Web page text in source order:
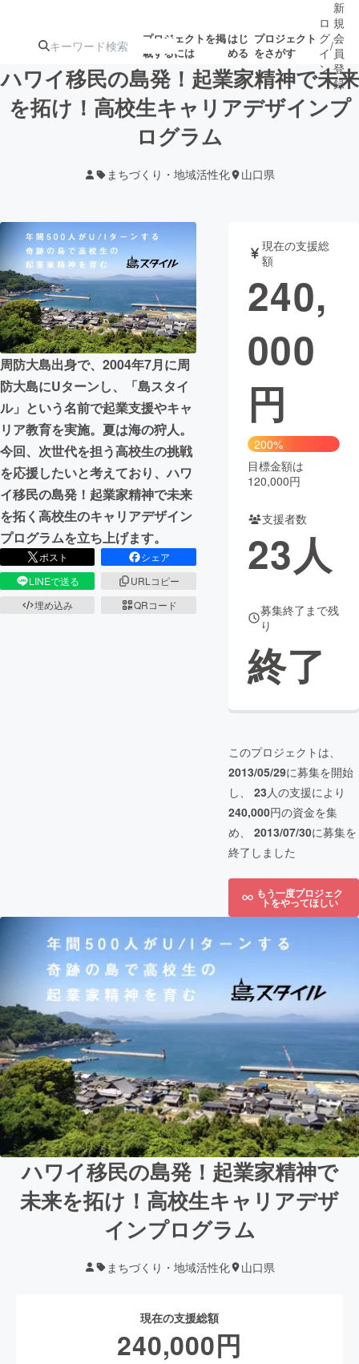
プロジェクトを掲
載するには
はじ
める
プロジェクト
をさがす
注目の新着プロ募集終了が近いプ
テクノロジー・ガジェット
映像・映画 書籍・雑誌
ビジネス・起業 チャレンジ
まちづくり・地域活性化
CAMPFIRE for Social Good
CAMPFIRE Creation
CAMPFIREふるさと納税machi-ya コミュニティ
ロ
グ
イ
ン
/
新
規
会
員
登
録
ハワイ移民の島発！起業家精神で未来
を拓け！高校生キャリアデザインプ
ログラム
まちづくり・地域活性化 山口県
周防大島出身で、2004年7月に周
防大島にUターンし、「島スタイ
ル」という名前で起業支援やキャ
リア教育を実施。夏は海の狩人。
今回、次世代を担う高校生の挑戦
を応援したいと考えており、ハワ
イ移民の島発！起業家精神で未来
を拓く高校生のキャリアデザイン
プログラムを立ち上げます。
ポスト
シェア
LINEで送る
URLコピー
埋め込み
QRコード
現在の支援総
額
240,
000
円
200%
目標金額は
120,000円
支援者数
23人
募集終了まで残
り
終了
このプロジェクトは、
2013/05/29に募集を開始
し、 23人の支援により
240,000円の資金を集
め、 2013/07/30に募集を
終了しました
もう一度プロジェク
トをやってほしい
ハワイ移民の島発！起業家精神で
未来を拓け！高校生キャリアデザ
インプログラム
まちづくり・地域活性化 山口県
現在の支援総額
240,000円